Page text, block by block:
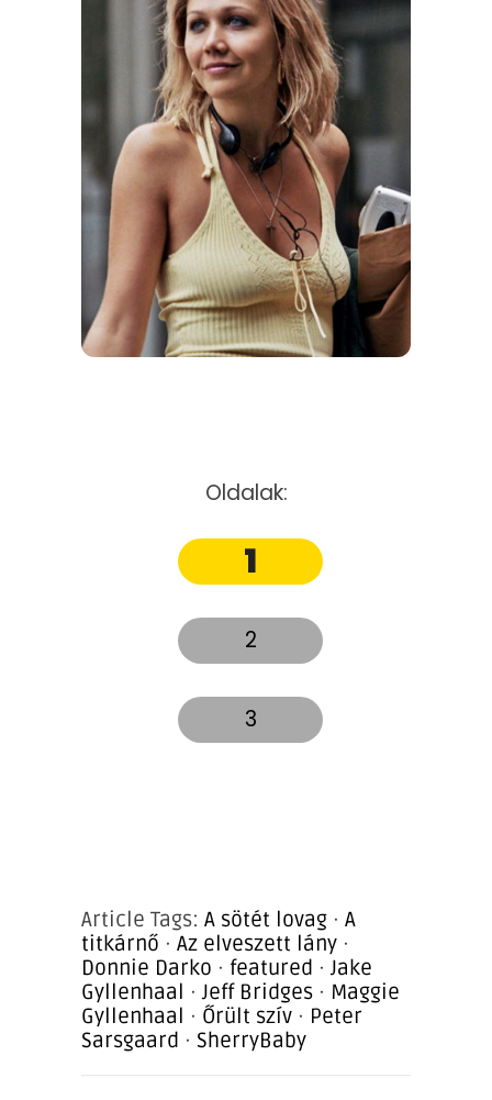
Oldalak:
1
2
3
Article Tags: A sötét lovag · A
titkárnő · Az elveszett lány ·
Donnie Darko · featured · Jake
Gyllenhaal · Jeff Bridges · Maggie
Gyllenhaal · Őrült szív · Peter
Sarsgaard · SherryBaby